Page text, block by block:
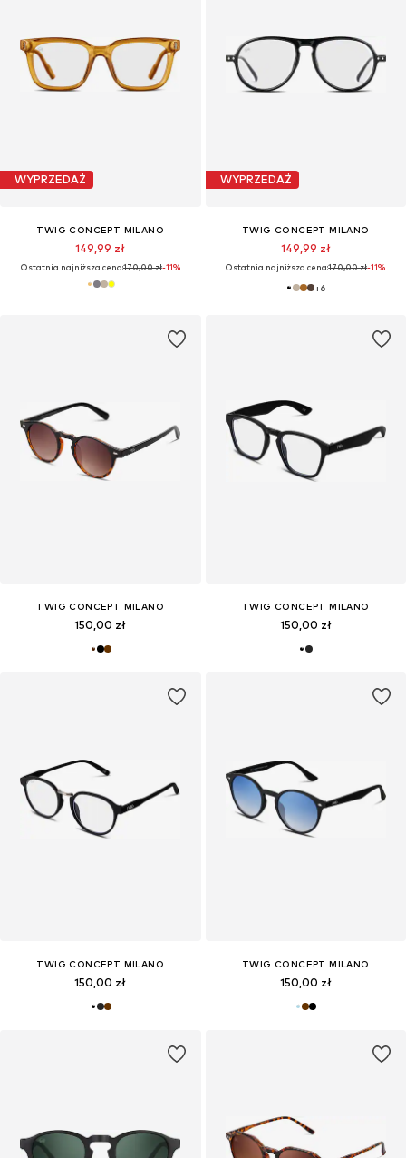
WYPRZEDAŻ
TWIG CONCEPT MILANO
149,99 zł
Ostatnia najniższa cena:170,00 zł-11%
WYPRZEDAŻ
TWIG CONCEPT MILANO
149,99 zł
Ostatnia najniższa cena:170,00 zł-11%
+6
TWIG CONCEPT MILANO
150,00 zł
TWIG CONCEPT MILANO
150,00 zł
TWIG CONCEPT MILANO
150,00 zł
TWIG CONCEPT MILANO
150,00 zł